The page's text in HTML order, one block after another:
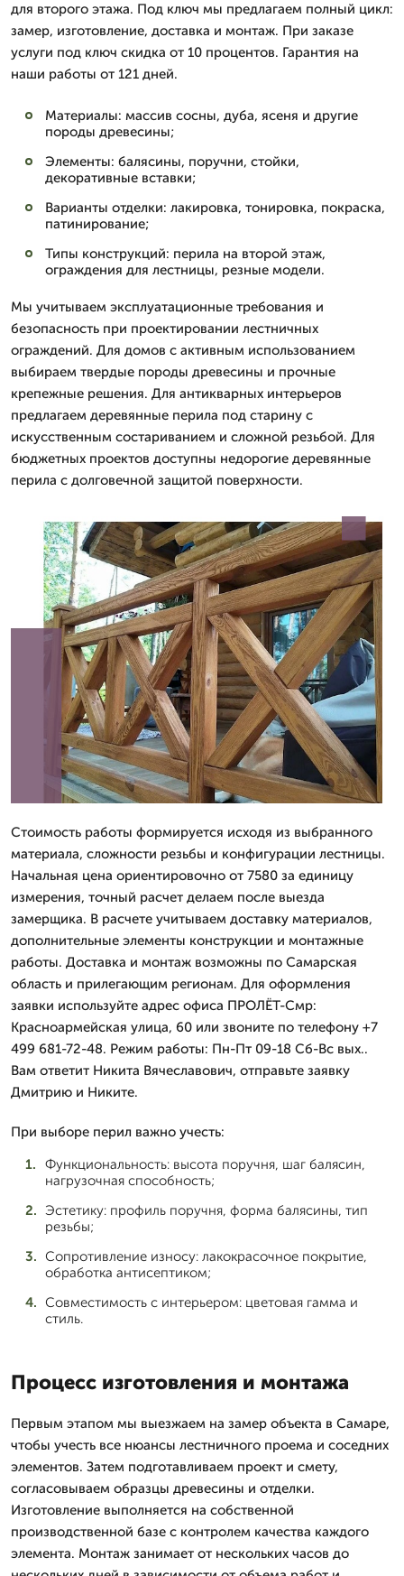
для второго этажа. Под ключ мы предлагаем полный цикл:
замер, изготовление, доставка и монтаж. При заказе
услуги под ключ скидка от 10 процентов. Гарантия на
наши работы от 121 дней.
Материалы: массив сосны, дуба, ясеня и другие
породы древесины;
Элементы: балясины, поручни, стойки,
декоративные вставки;
Варианты отделки: лакировка, тонировка, покраска,
патинирование;
Типы конструкций: перила на второй этаж,
ограждения для лестницы, резные модели.
Мы учитываем эксплуатационные требования и
безопасность при проектировании лестничных
ограждений. Для домов с активным использованием
выбираем твердые породы древесины и прочные
крепежные решения. Для антикварных интерьеров
предлагаем деревянные перила под старину с
искусственным состариванием и сложной резьбой. Для
бюджетных проектов доступны недорогие деревянные
перила с долговечной защитой поверхности.
Стоимость работы формируется исходя из выбранного
материала, сложности резьбы и конфигурации лестницы.
Начальная цена ориентировочно от 7580 за единицу
измерения, точный расчет делаем после выезда
замерщика. В расчете учитываем доставку материалов,
дополнительные элементы конструкции и монтажные
работы. Доставка и монтаж возможны по Самарская
область и прилегающим регионам. Для оформления
заявки используйте адрес офиса ПРОЛЁТ-Смр:
Красноармейская улица, 60 или звоните по телефону +7
499 681-72-48. Режим работы: Пн-Пт 09-18 Сб-Вс вых..
Вам ответит Никита Вячеславович, отправьте заявку
Дмитрию и Никите.
При выборе перил важно учесть:
Функциональность: высота поручня, шаг балясин,
нагрузочная способность;
Эстетику: профиль поручня, форма балясины, тип
резьбы;
Сопротивление износу: лакокрасочное покрытие,
обработка антисептиком;
Совместимость с интерьером: цветовая гамма и
стиль.
Процесс изготовления и монтажа
Первым этапом мы выезжаем на замер объекта в Самаре,
чтобы учесть все нюансы лестничного проема и соседних
элементов. Затем подготавливаем проект и смету,
согласовываем образцы древесины и отделки.
Изготовление выполняется на собственной
производственной базе с контролем качества каждого
элемента. Монтаж занимает от нескольких часов до